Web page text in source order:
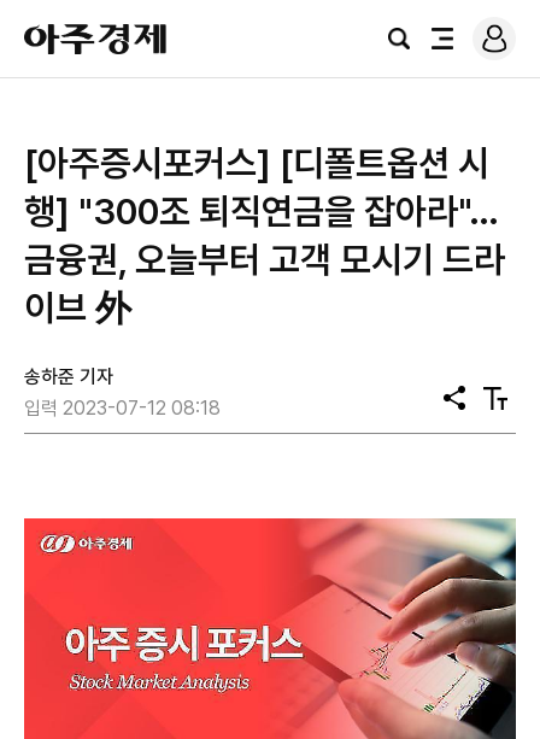
아
주
경
검
전
로
그
[아주증시포커스] [디폴트옵션 시
행] "300조 퇴직연금을 잡아라"…
금융권, 오늘부터 고객 모시기 드라
이브 外
송하준 기자
입력 2023-07-12 08:18
공
유
텍
스